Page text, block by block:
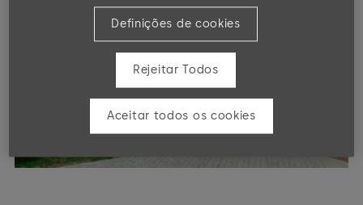
Definições de cookies
Rejeitar Todos
Aceitar todos os cookies